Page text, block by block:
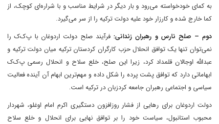
به کمای خودخواسته می‌رود و بار دیگر در شرایط مناسب و با شراره‌ای کوچک، از
کما خارج شده و کارزار خود علیه دولت ترکیه را از سر می‌گیرد.
دوم – صلح نارس و رهبران زندانی: فرآیند صلح دولت اردوغان با پ‌ک‌ک را
نمی‌توان تنها یک توافق انحلال حزب کارگران کردستان ترکیه میان دولت ترکیه و
عبدالله اوجالان قلمداد کرد، زیرا این صلح، خلع سلاح و انحلال رسمی پ‌ک‌ک
ابهاماتی دارد که توافق پشت پرده را شکل داده و مهم‌ترین ابهام آن آینده فعالیت
سیاسی و اجتماعی رهبران جامعه کردزبان در ترکیه است.
دولت اردوغان برای رهایی از فشار روزافزون دستگیری اکرم امام اوغلو، شهردار
محبوب استانبول، سیاست خود را بر توافق نهایی برای انحلال و خلع سلاح